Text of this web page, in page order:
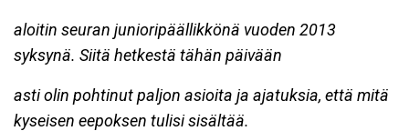
aloitin seuran junioripäällikkönä vuoden 2013
syksynä. Siitä hetkestä tähän päivään
asti olin pohtinut paljon asioita ja ajatuksia, että mitä
kyseisen eepoksen tulisi sisältää.